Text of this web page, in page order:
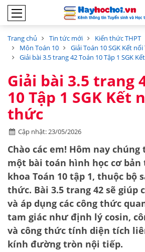
Trang chủ Tin tức mới Kiến thức THPT
Môn Toán 10
Giải Toán 10 SGK Kết
Giải bài 3.5 trang 42 Toán 10 Tập 1 SGK
Giải bài 3.5 trang
10 Tập 1 SGK Kết
thức
Cập nhật: 23/05/2026
Chào các em! Hôm nay chúng
một bài toán hình học cơ bản
khoa Toán 10 tập 1, thuộc bộ
thức. Bài 3.5 trang 42 sẽ giúp
và áp dụng các công thức
tam giác nhưđịnh lý cosin,
và công thức tính diện tích
kính đường tròn nội tiếp.